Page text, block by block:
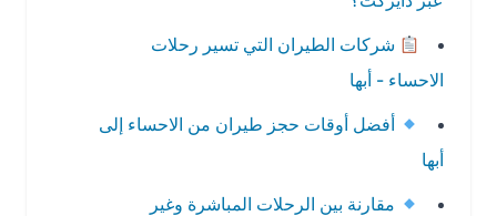
شركات الطيران التي تسير رحلات
الاحساء - أبها
أفضل أوقات حجز طيران من الاحساء إلى
مقارنة بين الرحلات المباشرة وغير